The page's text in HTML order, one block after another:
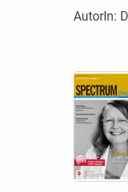
AutorIn: